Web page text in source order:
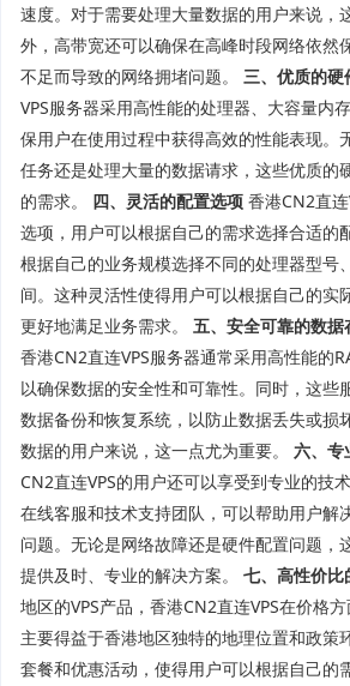
速度。对于需要处理大量数据的用户来说，
外，高带宽还可以确保在高峰时段网络依然
不足而导致的网络拥堵问题。 三、优质的硬
VPS服务器采用高性能的处理器、大容量内
保用户在使用过程中获得高效的性能表现。
任务还是处理大量的数据请求，这些优质的
的需求。 四、灵活的配置选项 香港CN2直
选项，用户可以根据自己的需求选择合适的
根据自己的业务规模选择不同的处理器型号
间。这种灵活性使得用户可以根据自己的实
更好地满足业务需求。 五、安全可靠的数据
香港CN2直连VPS服务器通常采用高性能的
以确保数据的安全性和可靠性。同时，这些
数据备份和恢复系统，以防止数据丢失或损
数据的用户来说，这一点尤为重要。 六、专
CN2直连VPS的用户还可以享受到专业的技
在线客服和技术支持团队，可以帮助用户解
问题。无论是网络故障还是硬件配置问题，
提供及时、专业的解决方案。 七、高性价比
地区的VPS产品，香港CN2直连VPS在价格
主要得益于香港地区独特的地理位置和政策
套餐和优惠活动，使得用户可以根据自己的